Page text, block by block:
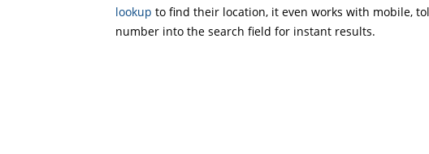
lookup to find their location, it even works with mobile,
number into the search field for instant results.